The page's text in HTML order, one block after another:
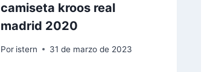
camiseta kroos real
madrid 2020
Por istern 31 de marzo de 2023